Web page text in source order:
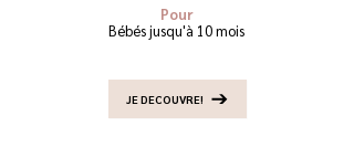
JE DECOUVRE!
Pour
Bébés jusqu'à 10 mois